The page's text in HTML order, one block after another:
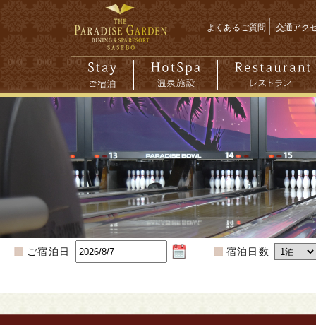
よくあるご質問 交通アク
ご宿泊日 宿泊日数